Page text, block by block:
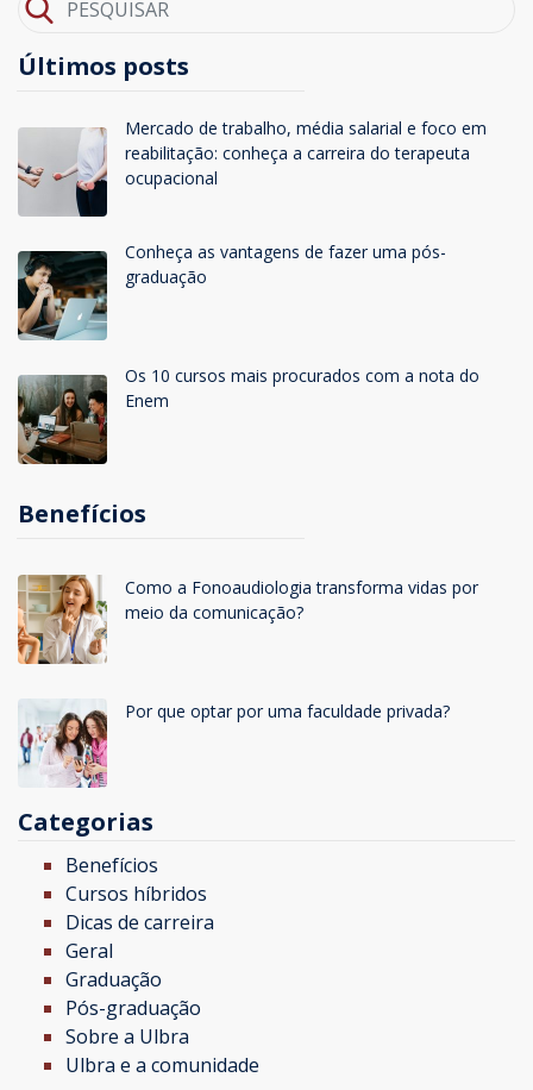
Últimos posts
Mercado de trabalho, média salarial e foco em
reabilitação: conheça a carreira do terapeuta
ocupacional
Conheça as vantagens de fazer uma pós-
graduação
Os 10 cursos mais procurados com a nota do
Enem
Benefícios
Como a Fonoaudiologia transforma vidas por
meio da comunicação?
Por que optar por uma faculdade privada?
Categorias
Benefícios
Cursos híbridos
Dicas de carreira
Geral
Graduação
Pós-graduação
Sobre a Ulbra
Ulbra e a comunidade